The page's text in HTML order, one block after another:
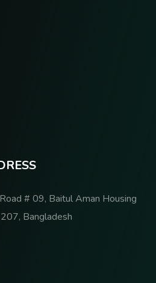
RESS
# 09, Baitul Aman Housing
Bangladesh